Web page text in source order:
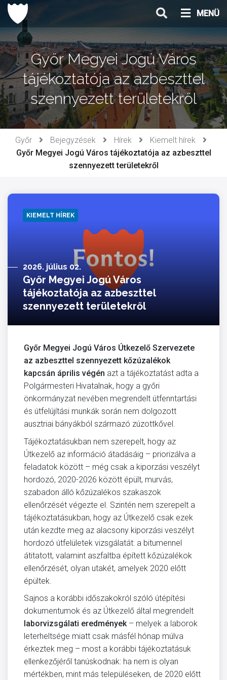
Ugrás
tartalomhoz
MENÜ
Győr Megyei Jogú Város
tájékoztatója az azbeszttel
szennyezett területekről
Győr Bejegyzések Hírek
Kiemelt hírek
Győr Megyei Jogú Város tájékoztatója az azbeszttel
szennyezett területekről
KIEMELT HÍREK
2026. július 02.
Győr Megyei Jogú Város
tájékoztatója az azbeszttel
szennyezett területekről
Győr Megyei Jogú Város Útkezelő Szervezete
az azbeszttel szennyezett kőzúzalékok
kapcsán április végén azt a tájékoztatást adta a
Polgármesteri Hivatalnak, hogy a győri
önkormányzat nevében megrendelt útfenntartási
és útfelújítási munkák során nem dolgozott
ausztriai bányákból származó zúzottkővel.
Tájékoztatásukban nem szerepelt, hogy az
Útkezelő az információ átadásáig – priorizálva a
feladatok között – még csak a kiporzási veszélyt
hordozó, 2020-2026 között épült, murvás,
szabadon álló kőzúzalékos szakaszok
ellenőrzését végezte el. Szintén nem szerepelt a
tájékoztatásukban, hogy az Útkezelő csak ezek
után kezdte meg az alacsony kiporzási veszélyt
hordozó útfelületek vizsgálatát: a bitumennel
átitatott, valamint aszfaltba épített kőzúzalékok
ellenőrzését, olyan utakét, amelyek 2020 előtt
épültek.
Sajnos a korábbi időszakokról szóló útépítési
dokumentumok és az Útkezelő által megrendelt
laborvizsgálati eredmények– melyek a laborok
leterheltsége miatt csak másfél hónap múlva
érkeztek meg – most a korábbi tájékoztatásuk
ellenkezőjéről tanúskodnak: ha nem is olyan
mértékben, mint más településeken, de 2020 előtt